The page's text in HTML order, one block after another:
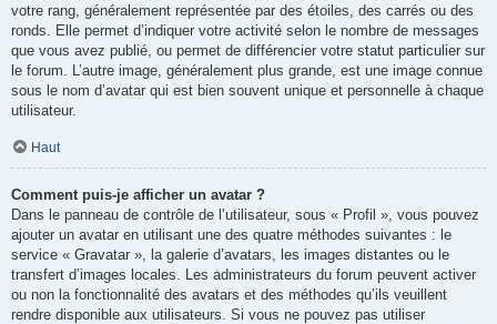
votre rang, généralement représentée par des étoiles, des carrés ou des
ronds. Elle permet d’indiquer votre activité selon le nombre de messages
que vous avez publié, ou permet de différencier votre statut particulier sur
le forum. L’autre image, généralement plus grande, est une image connue
sous le nom d’avatar qui est bien souvent unique et personnelle à chaque
utilisateur.
Haut
Comment puis-je afficher un avatar ?
Dans le panneau de contrôle de l’utilisateur, sous « Profil », vous pouvez
ajouter un avatar en utilisant une des quatre méthodes suivantes : le
service « Gravatar », la galerie d’avatars, les images distantes ou le
transfert d’images locales. Les administrateurs du forum peuvent activer
ou non la fonctionnalité des avatars et des méthodes qu’ils veuillent
rendre disponible aux utilisateurs. Si vous ne pouvez pas utiliser